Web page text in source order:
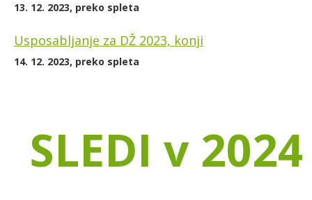
13. 12. 2023, preko spleta
Usposabljanje za DŽ 2023, konji
14. 12. 2023, preko spleta
SLEDI v 2024